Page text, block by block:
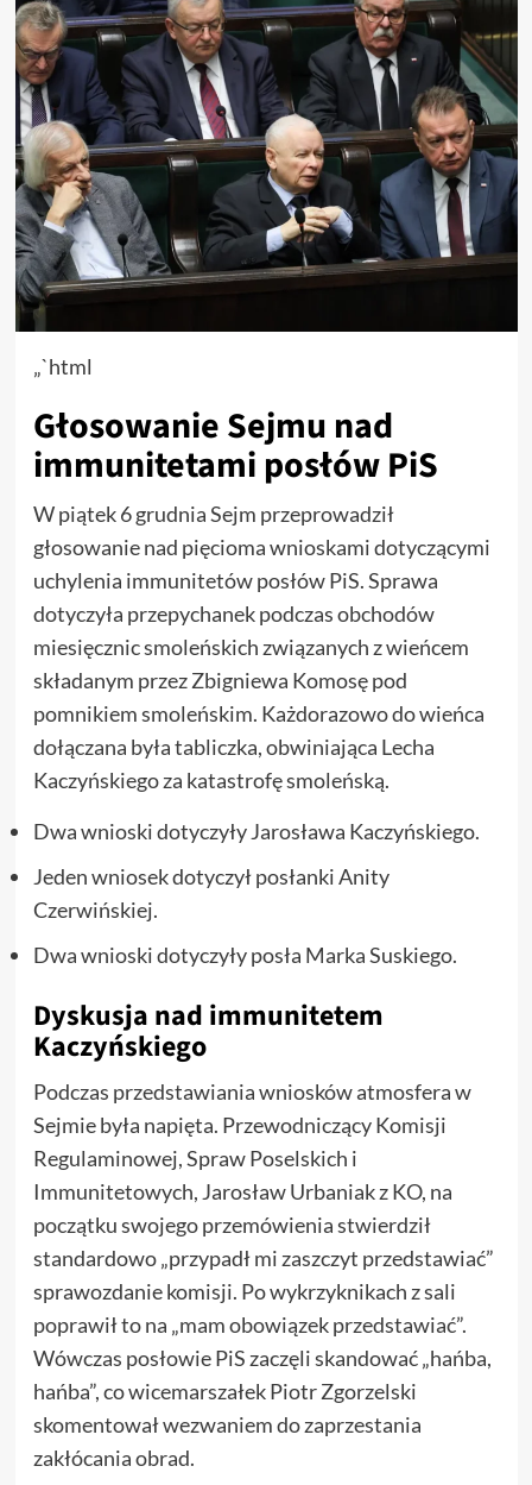
„`html
Głosowanie Sejmu nad
immunitetami posłów PiS
W piątek 6 grudnia Sejm przeprowadził
głosowanie nad pięcioma wnioskami dotyczącymi
uchylenia immunitetów posłów PiS. Sprawa
dotyczyła przepychanek podczas obchodów
miesięcznic smoleńskich związanych z wieńcem
składanym przez Zbigniewa Komosę pod
pomnikiem smoleńskim. Każdorazowo do wieńca
dołączana była tabliczka, obwiniająca Lecha
Kaczyńskiego za katastrofę smoleńską.
Dwa wnioski dotyczyły Jarosława Kaczyńskiego.
Jeden wniosek dotyczył posłanki Anity
Czerwińskiej.
Dwa wnioski dotyczyły posła Marka Suskiego.
Dyskusja nad immunitetem
Kaczyńskiego
Podczas przedstawiania wniosków atmosfera w
Sejmie była napięta. Przewodniczący Komisji
Regulaminowej, Spraw Poselskich i
Immunitetowych, Jarosław Urbaniak z KO, na
początku swojego przemówienia stwierdził
standardowo „przypadł mi zaszczyt przedstawiać”
sprawozdanie komisji. Po wykrzyknikach z sali
poprawił to na „mam obowiązek przedstawiać”.
Wówczas posłowie PiS zaczęli skandować „hańba,
hańba”, co wicemarszałek Piotr Zgorzelski
skomentował wezwaniem do zaprzestania
zakłócania obrad.